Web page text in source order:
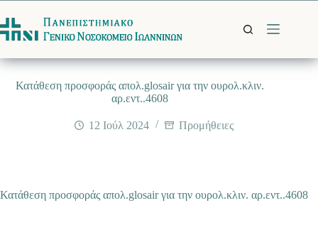
στο
περιεχόμενο
Κατάθεση προσφοράς απολ.glosair για την ουρολ.κλιν.
αρ.εντ..4608
12 Ιούλ 2024 Προμήθειες
Κατάθεση προσφοράς απολ.glosair για την ουρολ.κλιν. αρ.εντ..4608